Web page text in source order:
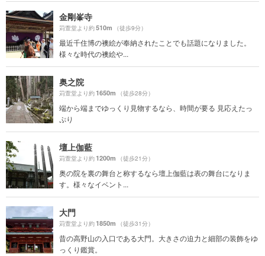
金剛峯寺
苅萱堂より約510m （徒歩9分）
最近千住博の襖絵が奉納されたことでも話題になりました。
様々な時代の襖絵や...
奥之院
苅萱堂より約1650m （徒歩28分）
端から端までゆっくり見物するなら、時間が要る 見応えたっ
ぷり
壇上伽藍
苅萱堂より約1200m （徒歩21分）
奥の院を裏の舞台と称するなら壇上伽藍は表の舞台になりま
す。様々なイベント...
大門
苅萱堂より約1850m （徒歩31分）
昔の高野山の入口である大門。大きさの迫力と細部の装飾をゆ
っくり鑑賞。